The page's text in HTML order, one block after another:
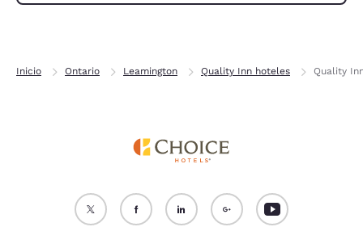
Inicio Ontario Leamington Quality Inn hoteles Quality